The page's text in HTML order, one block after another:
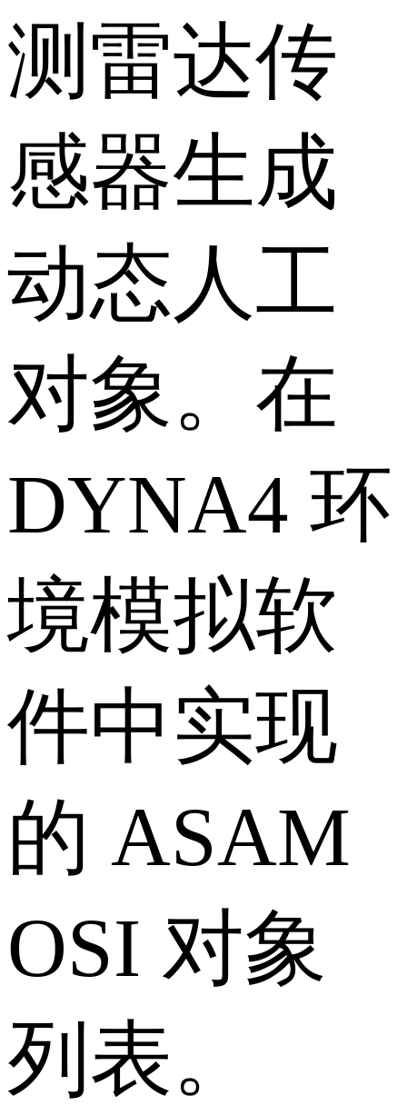
测雷达传
感器生成
动态人工
对象。在
DYNA4 环
境模拟软
件中实现
的 ASAM
OSI 对象
列表。